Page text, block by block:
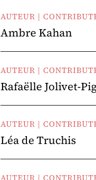
AUTEUR |
Ambre Kahan
AUTEUR |
Rafaëlle Jolivet-
AUTEUR |
Léa de Truchis
AUTEUR |